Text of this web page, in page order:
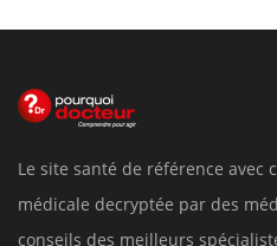
Le site santé de référence
médicale decryptée par des
conseils des meilleurs